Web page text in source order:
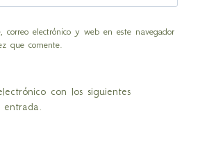
correo electrónico y web en este navegador
que comente.
con los siguientes
entrada.